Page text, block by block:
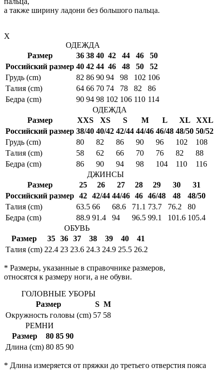
а также ширину ладони без большого пальца.
X
ОДЕЖДА
Размер
36 38 40 42 44 46
50
Российский размер 40 42 44 46 48 50
52
Грудь (cm)
82 86 90 94 98 102 106
Талия (cm)
64 66 70 74 78 82
86
Бедра (cm)
90 94 98 102 106 110 114
ОДЕЖДА
Размер
XXS XS S M L XL
XXL
Российский размер 38/40 40/42 42/44 44/46 46/48 48/50 50/52
Грудь (cm)
80 82 86 90 96 102
108
Талия (cm)
58 62 66 70 76 82
88
Бедра (cm)
86 90 94 98 104 110
116
ДЖИНСЫ
Размер
25 26 27 28 29 30
31
Российский размер 42 42/44 44/46 46 46/48 48
48/50
Талия (cm)
63.5 66 68.6 71.1 73.7 76.2
80
Бедра (cm)
88.9 91.4 94 96.5 99.1 101.6 105.4
ОБУВЬ
Размер
35 36 37 38 39 40
41
Талия (cm) 22.4 23 23.6 24.3 24.9 25.5 26.2
* Размеры, указанные в справочнике размеров,
относятся к размеру ноги, а не обуви.
ГОЛОВНЫЕ УБОРЫ
Размер
S M
Окружность головы (cm) 57 58
РЕМНИ
Размер
80 85 90
Длина (cm) 80 85 90
* Длина измеряется от пряжки до третьего отверстия пояса